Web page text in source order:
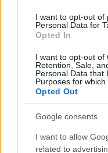
I want to opt-out of
Personal Data for
Opted In
I want to opt-out of
Retention, Sale,
Personal Data that
Purposes for which
Opted Out
Google consents
I want to allow
related to
Népszerű